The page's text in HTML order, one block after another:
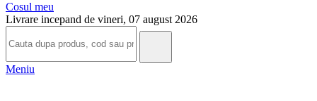
Cosul meu
Livrare incepand de vineri, 07 august 2026
Meniu